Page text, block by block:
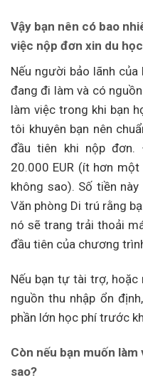
Vậy bạn nên có bao
việc nộp đơn xin du
Nếu người bảo lãnh
đang đi làm và có
làm việc trong khi bạn
tôi khuyên bạn nên
đầu tiên khi nộp đơn.
20.000 EUR (ít hơn
không sao). Số tiền
Văn phòng Di trú rằng
nó sẽ trang trải thoải
đầu tiên của chương
Nếu bạn tự tài trợ,
nguồn thu nhập ổn
phần lớn học phí trước
Còn nếu bạn muốn
sao?